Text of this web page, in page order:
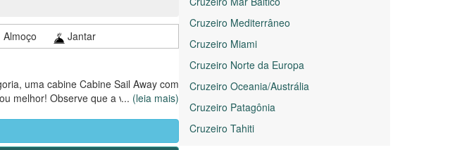
Almoço
Jantar
... (leia mais)
uma cabine Cabine Sail Away com
melhor! Observe que a vista da sua
promocionais não estão
Cruzeiro Mediterrâneo
Cruzeiro Miami
Cruzeiro Norte da Europa
Cruzeiro Oceania/Austrália
Cruzeiro Patagônia
Cruzeiro Tahiti